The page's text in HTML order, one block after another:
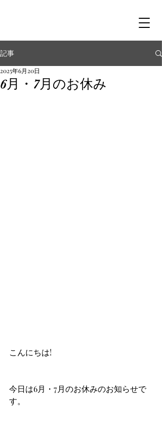
記事
6月・7月のお休み
2025年6月20日
こんにちは!
今日は6月・7月のお休みのお知らせで
す。